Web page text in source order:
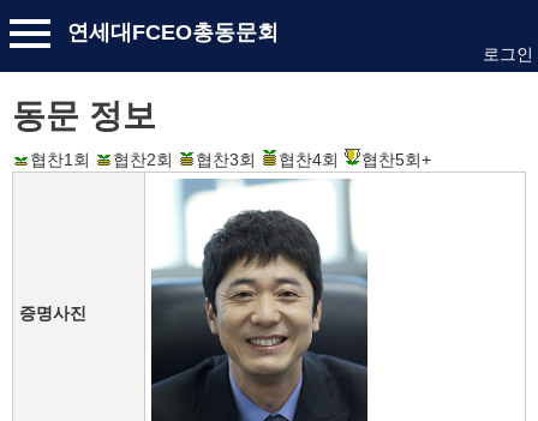
연세대FCEO총동문회
로그인
동문 정보
협찬1회 협찬2회 협찬3회 협찬4회 협찬5회+
증명사진